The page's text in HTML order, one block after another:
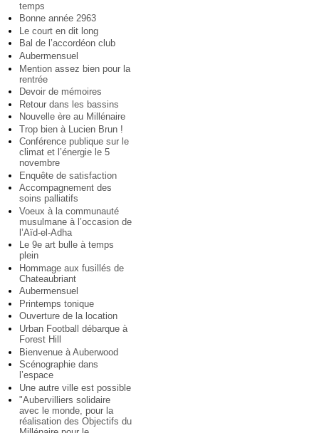
temps
Bonne année 2963
Le court en dit long
Bal de l’accordéon club
Aubermensuel
Mention assez bien pour la
rentrée
Devoir de mémoires
Retour dans les bassins
Nouvelle ère au Millénaire
Trop bien à Lucien Brun !
Conférence publique sur le
climat et l’énergie le 5
novembre
Enquête de satisfaction
Accompagnement des
soins palliatifs
Voeux à la communauté
musulmane à l’occasion de
l’Aïd-el-Adha
Le 9e art bulle à temps
plein
Hommage aux fusillés de
Chateaubriant
Aubermensuel
Printemps tonique
Ouverture de la location
Urban Football débarque à
Forest Hill
Bienvenue à Auberwood
Scénographie dans
l’espace
Une autre ville est possible
"Aubervilliers solidaire
avec le monde, pour la
réalisation des Objectifs du